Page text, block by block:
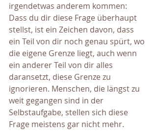
irgendetwas anderem kommen:
Dass du dir diese Frage überhaupt
stellst, ist ein Zeichen davon, dass
ein Teil von dir noch genau spürt, wo
die eigene Grenze liegt, auch wenn
ein anderer Teil von dir alles
daransetzt, diese Grenze zu
ignorieren. Menschen, die längst zu
weit gegangen sind in der
Selbstaufgabe, stellen sich diese
Frage meistens gar nicht mehr.